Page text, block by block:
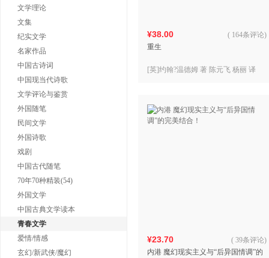
文学理论
文集
纪实文学
名家作品
中国古诗词
中国现当代诗歌
文学评论与鉴赏
外国随笔
民间文学
外国诗歌
戏剧
中国古代随笔
70年70种精装(54)
外国文学
中国古典文学读本
青春文学
爱情/情感
玄幻/新武侠/魔幻
¥38.00
重生
( 164条评论)
[英]约翰?温德姆 著 陈元飞 杨丽 译
¥23.70
内港 魔幻现实主义与“后异国情调”的
( 39条评论)